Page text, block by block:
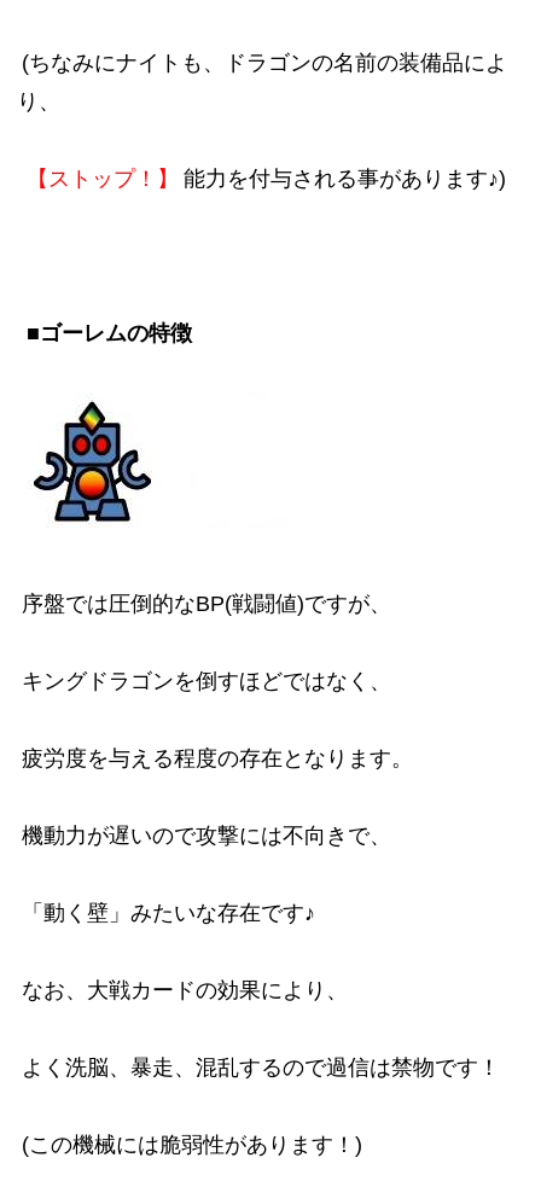
(ちなみにナイトも、ドラゴンの名前の装備品によ
り、
【ストップ！】 能力を付与される事があります♪)
■ゴーレムの特徴
序盤では圧倒的なBP(戦闘値)ですが、
キングドラゴンを倒すほどではなく、
疲労度を与える程度の存在となります。
機動力が遅いので攻撃には不向きで、
「動く壁」みたいな存在です♪
なお、大戦カードの効果により、
よく洗脳、暴走、混乱するので過信は禁物です！
(この機械には脆弱性があります！)